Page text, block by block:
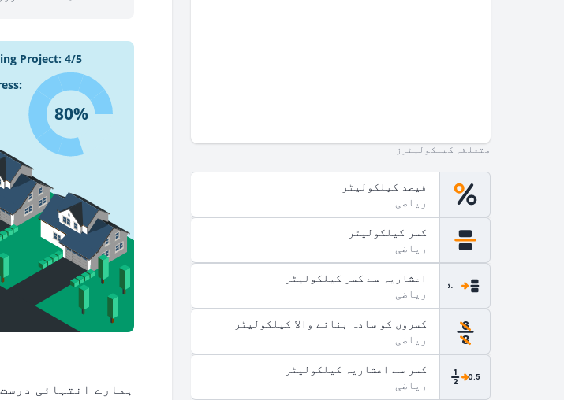
متعلقہ کیلکولیٹرز
فیصد کیلکولیٹر
ریاضی
کسر کیلکولیٹر
ریاضی
.5
اعشاریہ سے کسر کیلکولیٹر
ریاضی
6
8
کسروں کو سادہ بنانے والا کیلکولیٹر
ریاضی
1
2 0.5
کسر سے اعشاریہ کیلکولیٹر
ریاضی